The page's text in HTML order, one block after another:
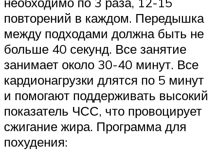
повторений в каждом. Передышка
между подходами должна быть не
больше 40 секунд. Все занятие
занимает около 30-40 минут. Все
кардионагрузки длятся по 5 минут
и помогают поддерживать высокий
показатель ЧСС, что провоцирует
сжигание жира. Программа для
похудения: